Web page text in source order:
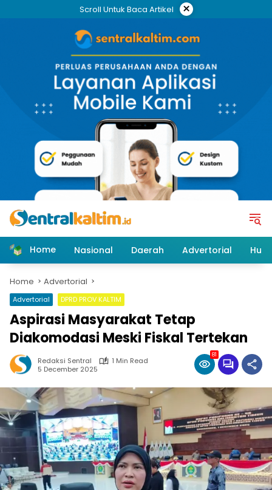
Scroll Untuk Baca Artikel ×
Home Nasional Daerah Advertorial
Home Advertorial
Advertorial DPRD PROV KALTIM
Aspirasi Masyarakat Tetap
Diakomodasi Meski Fiskal Tertekan
Redaksi Sentral
1 Min Read
5 December 2025
81